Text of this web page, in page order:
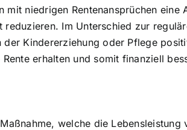
niedrigen Rentenansprüchen
Im Unterschied zur
Kindererziehung oder Pflege
erhalten und somit finanziell
welche die